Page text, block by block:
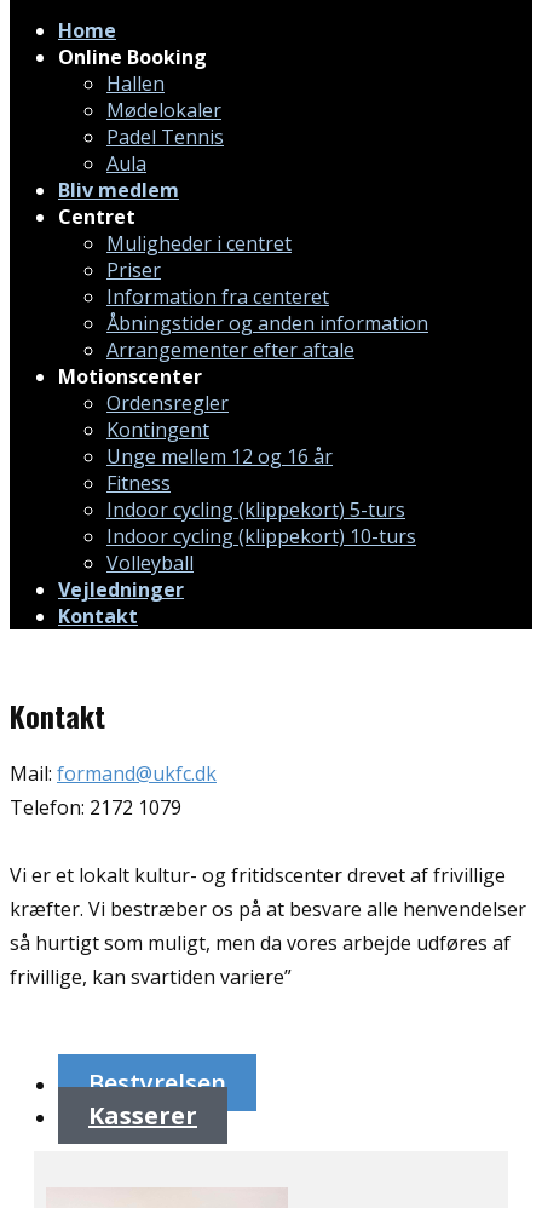
Home
Online Booking
Hallen
Mødelokaler
Padel Tennis
Aula
Bliv medlem
Centret
Muligheder i centret
Priser
Information fra centeret
Åbningstider og anden information
Arrangementer efter aftale
Motionscenter
Ordensregler
Kontingent
Unge mellem 12 og 16 år
Fitness
Indoor cycling (klippekort) 5-turs
Indoor cycling (klippekort) 10-turs
Volleyball
Vejledninger
Kontakt
Kontakt
Mail: formand@ukfc.dk
Telefon: 2172 1079
Vi er et lokalt kultur- og fritidscenter drevet af frivillige
kræfter. Vi bestræber os på at besvare alle henvendelser
så hurtigt som muligt, men da vores arbejde udføres af
frivillige, kan svartiden variere”
Bestyrelsen
Kasserer